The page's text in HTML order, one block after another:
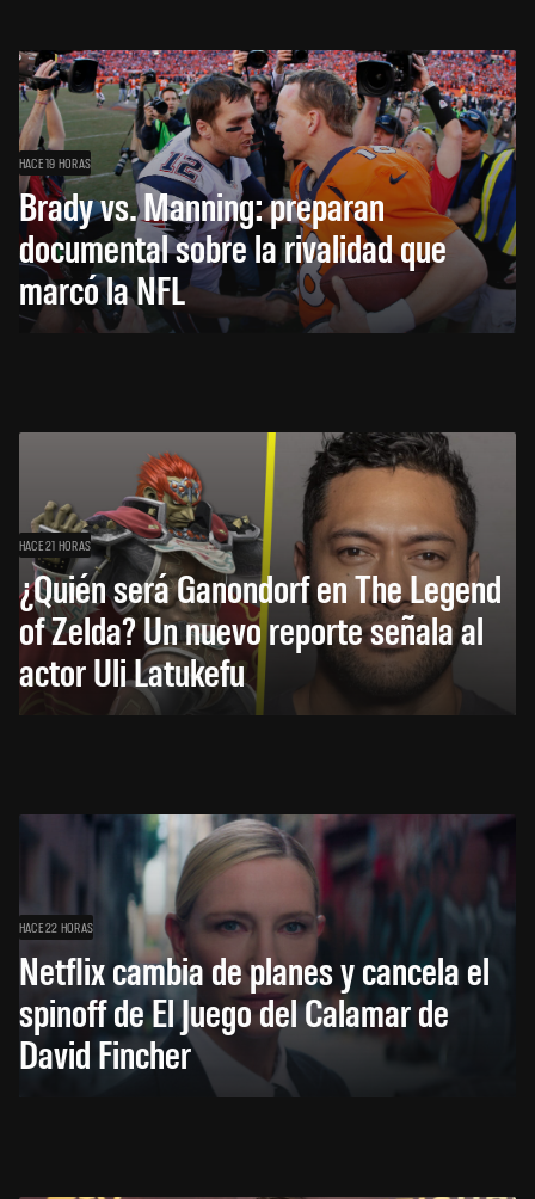
HACE 19 HORAS
Brady vs. Manning: preparan
documental sobre la rivalidad que
marcó la NFL
HACE 21 HORAS
¿Quién será Ganondorf en The Legend
of Zelda? Un nuevo reporte señala al
actor Uli Latukefu
HACE 22 HORAS
Netflix cambia de planes y cancela el
spinoff de El Juego del Calamar de
David Fincher